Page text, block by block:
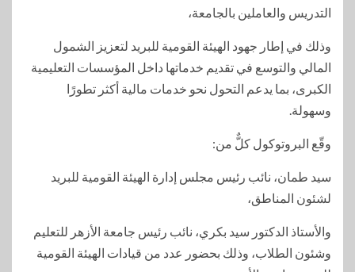
التدريس والعاملين بالجامعة،
وذلك في إطار جهود الهيئة القومية للبريد لتعزيز الشمول
المالي والتوسع في تقديم خدماتها داخل المؤسسات التعليمية
الكبرى، بما يدعم التحول نحو خدمات مالية أكثر تطورًا
وسهولة.
وقّع البروتوكول كلٌّ من:
سيد طمان، نائب رئيس مجلس إدارة الهيئة القومية للبريد
لشئون المناطق،
والأستاذ الدكتور سيد بكري، نائب رئيس جامعة الأزهر للتعليم
وشئون الطلاب، وذلك بحضور عدد من قيادات الهيئة القومية